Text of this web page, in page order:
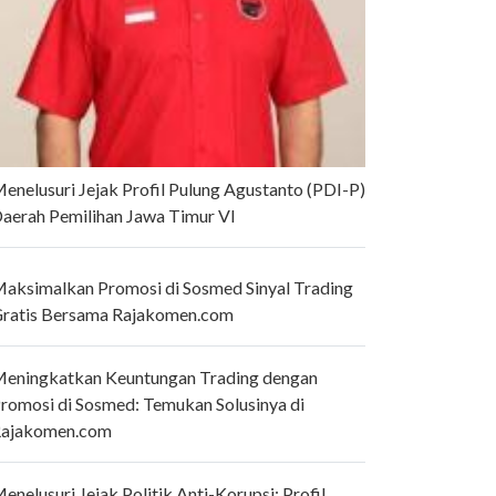
Jejak Profil Pulung Agustanto (PDI-P)
Pemilihan Jawa Timur VI
Promosi di Sosmed Sinyal Trading
Bersama Rajakomen.com
Keuntungan Trading dengan
di Sosmed: Temukan Solusinya di